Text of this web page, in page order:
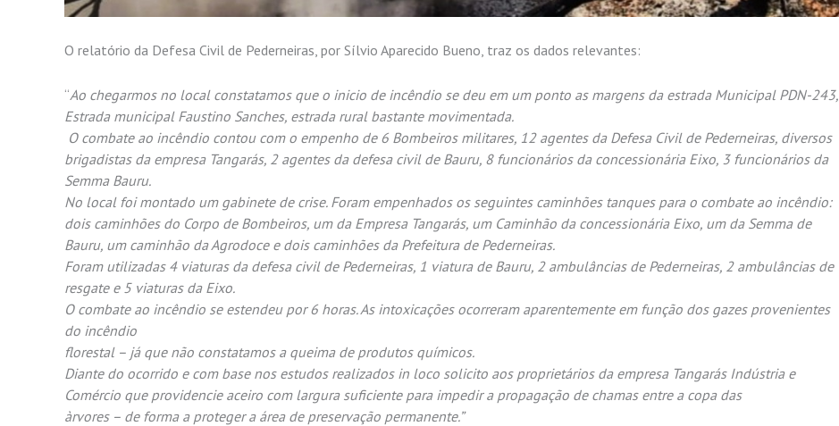
O relatório da Defesa Civil de Pederneiras, por Sílvio Aparecido Bueno, traz os dados relevantes:
“Ao chegarmos no local constatamos que o inicio de incêndio se deu em um ponto as margens da estrada Municipal PDN-243,
Estrada municipal Faustino Sanches, estrada rural bastante movimentada.
O combate ao incêndio contou com o empenho de 6 Bombeiros militares, 12 agentes da Defesa Civil de Pederneiras, diversos
brigadistas da empresa Tangarás, 2 agentes da defesa civil de Bauru, 8 funcionários da concessionária Eixo, 3 funcionários da
Semma Bauru.
No local foi montado um gabinete de crise. Foram empenhados os seguintes caminhões tanques para o combate ao incêndio:
dois caminhões do Corpo de Bombeiros, um da Empresa Tangarás, um Caminhão da concessionária Eixo, um da Semma de
Bauru, um caminhão da Agrodoce e dois caminhões da Prefeitura de Pederneiras.
Foram utilizadas 4 viaturas da defesa civil de Pederneiras, 1 viatura de Bauru, 2 ambulâncias de Pederneiras, 2 ambulâncias de
resgate e 5 viaturas da Eixo.
O combate ao incêndio se estendeu por 6 horas. As intoxicações ocorreram aparentemente em função dos gazes provenientes
do incêndio
florestal – já que não constatamos a queima de produtos químicos.
Diante do ocorrido e com base nos estudos realizados in loco solicito aos proprietários da empresa Tangarás Indústria e
Comércio que providencie aceiro com largura suficiente para impedir a propagação de chamas entre a copa das
àrvores – de forma a proteger a área de preservação permanente.”